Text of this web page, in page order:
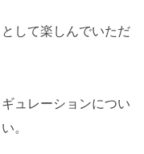
して楽しんでいただ
ュレーションについ
。